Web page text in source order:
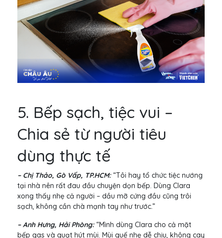
5. Bếp sạch, tiệc vui –
Chia sẻ từ người tiêu
dùng thực tế
– Chị Thảo, Gò Vấp, TP.HCM: “Tôi hay tổ chức tiệc nướng
tại nhà nên rất đau đầu chuyện dọn bếp. Dùng Clara
xong thấy nhẹ cả người – dầu mỡ cứng đầu cũng trôi
sạch, không cần chà mạnh tay như trước.”
– Anh Hưng, Hải Phòng: “Mình dùng Clara cho cả mặt
bếp gas và quạt hút mùi. Mùi quế nhẹ dễ chịu, không cay